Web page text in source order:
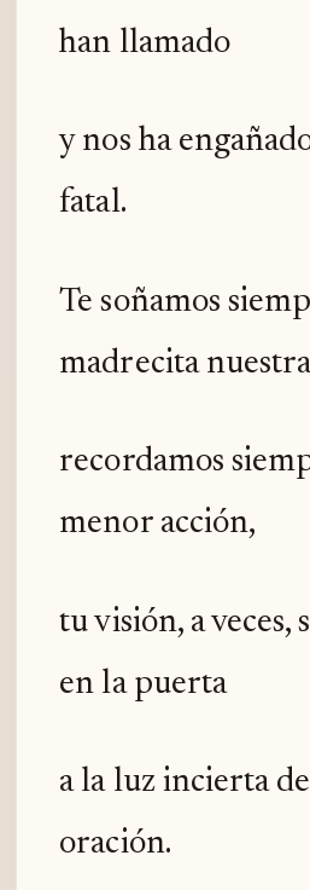
han llamado
y nos ha
fatal.
Te soñamos
madrecita
recordamos
menor acción,
tu visión, a veces,
en la puerta
a la luz incierta
oración.